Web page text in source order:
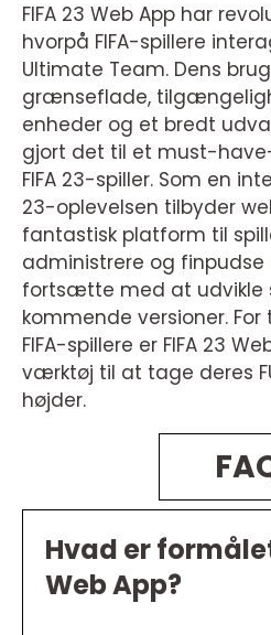
FIFA 23 Web App har
hvorpå FIFA-spillere
Ultimate Team. Dens
grænseflade,
enheder og et bredt
gjort det til et must-
FIFA 23-spiller. Som en
23-oplevelsen tilbyder
fantastisk platform til
administrere og finpudse
fortsætte med at udvikle
kommende versioner.
FIFA-spillere er FIFA 23
værktøj til at tage deres
højder.
Hvad er
Web App?